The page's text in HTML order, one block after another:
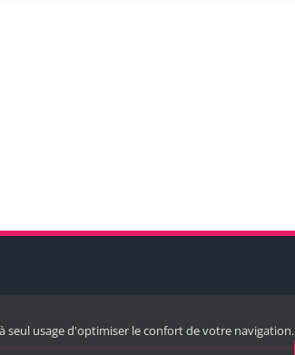
seul usage d'optimiser le confort de votre navigation.